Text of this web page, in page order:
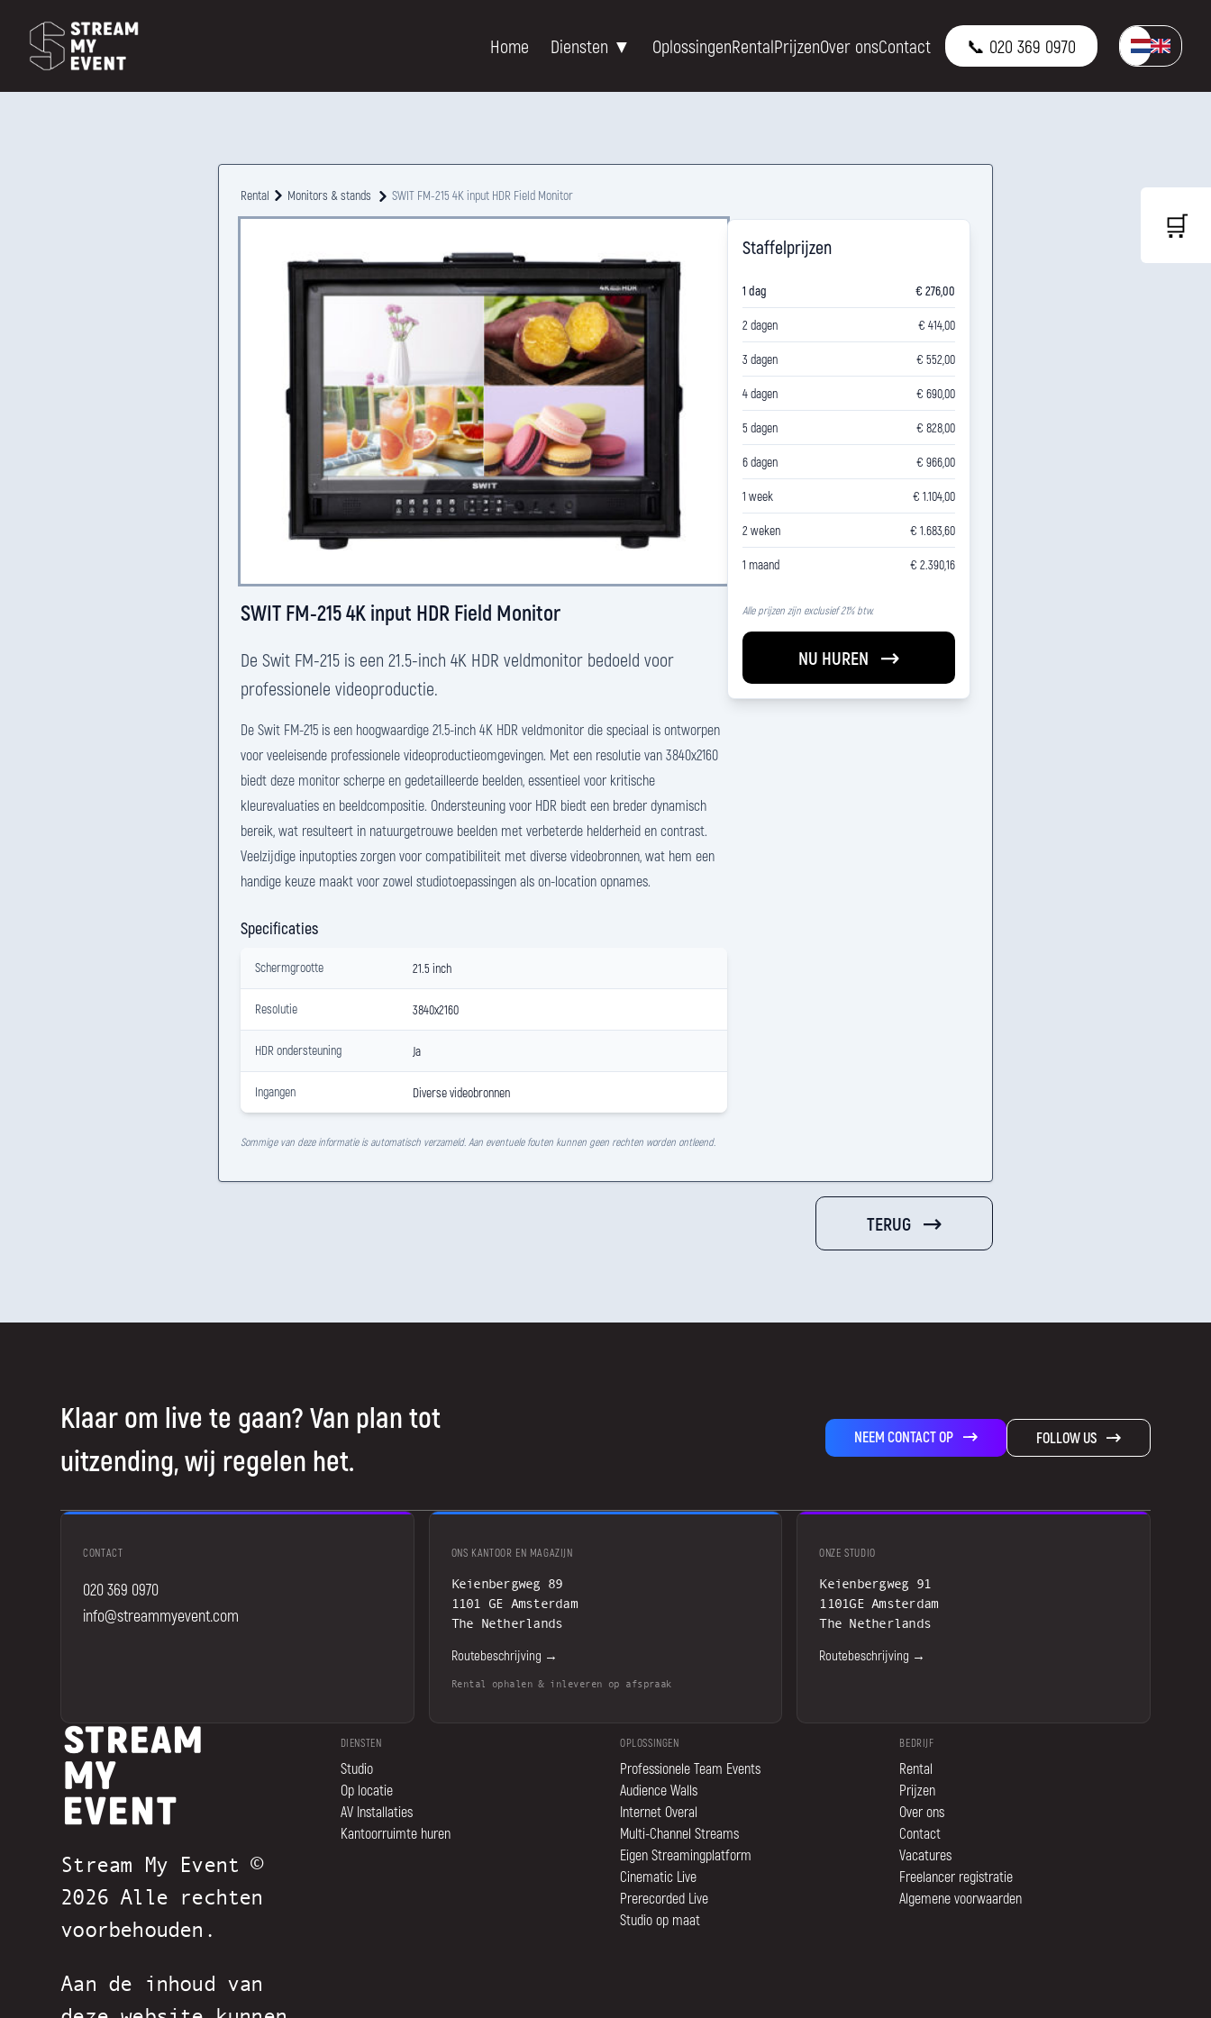
Home Diensten ▼ OplossingenRentalPrijzenOver onsContact 📞 020 369 0970
Rental Monitors & stands SWIT FM-215 4K input HDR Field Monitor
SWIT FM-215 4K input HDR Field Monitor
De Swit FM-215 is een 21.5-inch 4K HDR veldmonitor bedoeld voor
professionele videoproductie.
De Swit FM-215 is een hoogwaardige 21.5-inch 4K HDR veldmonitor die speciaal is ontworpen
voor veeleisende professionele videoproductieomgevingen. Met een resolutie van 3840x2160
biedt deze monitor scherpe en gedetailleerde beelden, essentieel voor kritische
kleurevaluaties en beeldcompositie. Ondersteuning voor HDR biedt een breder dynamisch
bereik, wat resulteert in natuurgetrouwe beelden met verbeterde helderheid en contrast.
Veelzijdige inputopties zorgen voor compatibiliteit met diverse videobronnen, wat hem een
handige keuze maakt voor zowel studiotoepassingen als on-location opnames.
Specificaties
Schermgrootte 21.5 inch
Resolutie 3840x2160
HDR ondersteuning Ja
Ingangen Diverse videobronnen
Sommige van deze informatie is automatisch verzameld. Aan eventuele fouten kunnen geen rechten worden ontleend.
Staffelprijzen
1 dag € 276,00
2 dagen € 414,00
3 dagen € 552,00
4 dagen € 690,00
5 dagen € 828,00
6 dagen € 966,00
1 week € 1.104,00
2 weken € 1.683,60
1 maand € 2.390,16
Alle prijzen zijn exclusief 21% btw.
NU HUREN
TERUG
🛒
Klaar om live te gaan? Van plan tot
uitzending, wij regelen het.
NEEM CONTACT OP FOLLOW US
CONTACT
020 369 0970
info@streammyevent.com
ONS KANTOOR EN MAGAZIJN
Keienbergweg 89
1101 GE Amsterdam
The Netherlands
Routebeschrijving →
Rental ophalen & inleveren op afspraak
ONZE STUDIO
Keienbergweg 91
1101GE Amsterdam
The Netherlands
Routebeschrijving →
Stream My Event ©
2026 Alle rechten
voorbehouden.
Aan de inhoud van
DIENSTEN
Studio
Op locatie
AV Installaties
Kantoorruimte huren
OPLOSSINGEN
Professionele Team Events
Audience Walls
Internet Overal
Multi-Channel Streams
Eigen Streamingplatform
Cinematic Live
Prerecorded Live
Studio op maat
BEDRIJF
Rental
Prijzen
Over ons
Contact
Vacatures
Freelancer registratie
Algemene voorwaarden